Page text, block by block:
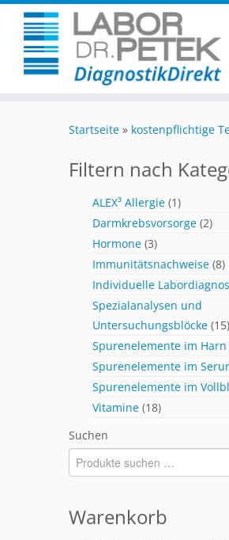
Startseite » kostenpflichtige
Filtern nach
ALEX³ Allergie (1)
Darmkrebsvorsorge (2)
Hormone (3)
Immunitätsnachweise (8)
Individuelle
Spezialanalysen und
Untersuchungsblöcke (15)
Spurenelemente im Harn
Spurenelemente im
Spurenelemente im
Vitamine (18)
Suchen
Warenkorb